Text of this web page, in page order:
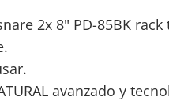
2x 8" PD-85BK
avanzado y